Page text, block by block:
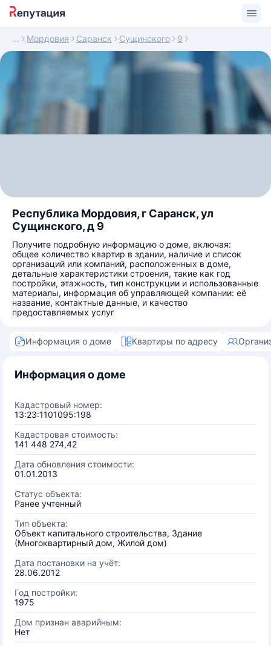
Мордовия Саранск Сущинского 9
Республика Мордовия, г Саранск, ул
Сущинского, д 9
Получите подробную информацию о доме, включая:
общее количество квартир в здании, наличие и список
организаций или компаний, расположенных в доме,
детальные характеристики строения, такие как год
постройки, этажность, тип конструкции и использованные
материалы, информация об управляющей компании: её
название, контактные данные, и качество
предоставляемых услуг
Информация о доме Квартиры по адресу
Информация о доме
Кадастровый номер:
13:23:1101095:198
Кадастровая стоимость:
141 448 274,42
Дата обновления стоимости:
01.01.2013
Статус объекта:
Ранее учтенный
Тип объекта:
Объект капитального строительства, Здание
(Многоквартирный дом, Жилой дом)
Дата постановки на учёт:
28.06.2012
Год постройки:
1975
Дом признан аварийным:
Нет